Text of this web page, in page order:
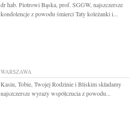
dr hab. Piotrowi Bąska, prof. SGGW, najszczersze
kondolencje z powodu śmierci Taty koleżanki i...
WARSZAWA
Kasiu, Tobie, Twojej Rodzinie i Bliskim składamy
najszczersze wyrazy współczucia z powodu...